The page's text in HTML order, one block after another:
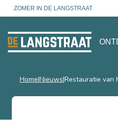
ZOMER IN DE LANGSTRAAT
Home Nieuws Restauratie van